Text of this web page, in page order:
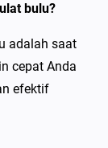
bulu?
adalah saat
cepat Anda
efektif